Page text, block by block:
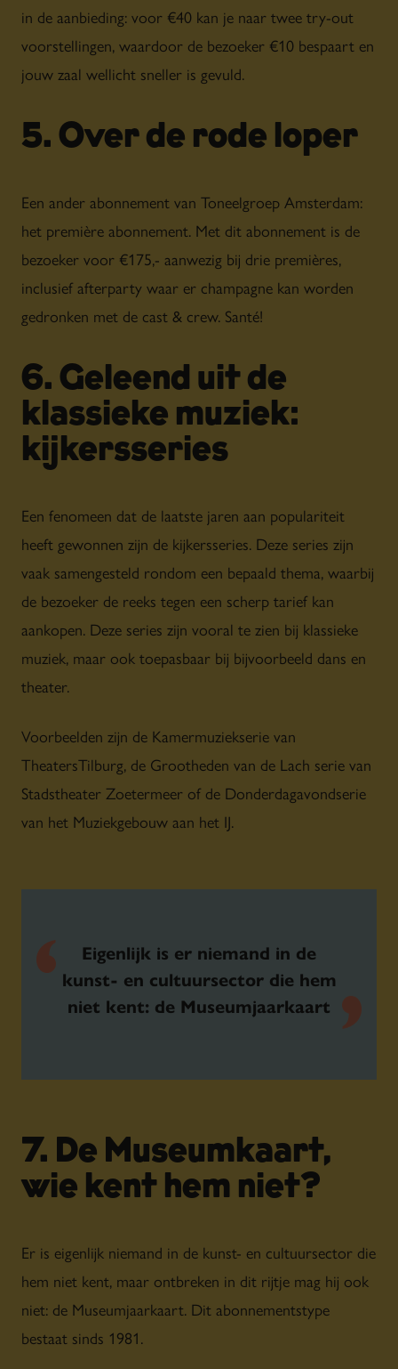
in de aanbieding: voor €40 kan je naar twee try-out
voorstellingen, waardoor de bezoeker €10 bespaart en
jouw zaal wellicht sneller is gevuld.
5. Over de rode loper
Een ander abonnement van Toneelgroep Amsterdam:
het première abonnement. Met dit abonnement is de
bezoeker voor €175,- aanwezig bij drie premières,
inclusief afterparty waar er champagne kan worden
gedronken met de cast & crew. Santé!
6. Geleend uit de
klassieke muziek:
kijkersseries
Een fenomeen dat de laatste jaren aan populariteit
heeft gewonnen zijn de kijkersseries. Deze series zijn
vaak samengesteld rondom een bepaald thema, waarbij
de bezoeker de reeks tegen een scherp tarief kan
aankopen. Deze series zijn vooral te zien bij klassieke
muziek, maar ook toepasbaar bij bijvoorbeeld dans en
theater.
Voorbeelden zijn de Kamermuziekserie van
TheatersTilburg, de Grootheden van de Lach serie van
Stadstheater Zoetermeer of de Donderdagavondserie
van het Muziekgebouw aan het IJ.
Eigenlijk is er niemand in de
kunst- en cultuursector die hem
niet kent: de Museumjaarkaart
7. De Museumkaart,
wie kent hem niet?
Er is eigenlijk niemand in de kunst- en cultuursector die
hem niet kent, maar ontbreken in dit rijtje mag hij ook
niet: de Museumjaarkaart. Dit abonnementstype
bestaat sinds 1981.